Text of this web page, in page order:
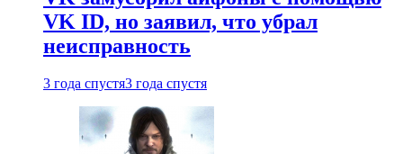
VK ID, но заявил, что убрал
неисправность
3 года спустя3 года спустя